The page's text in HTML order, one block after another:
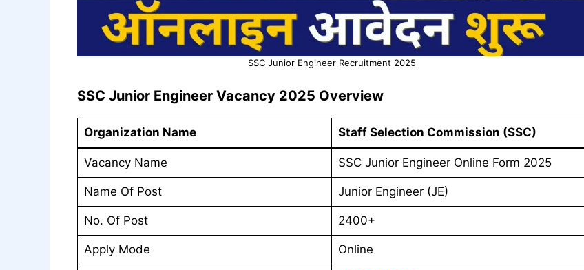
SSC Junior Engineer Recruitment 2025
SSC Junior Engineer Vacancy 2025 Overview
Organization Name Staff Selection Commission (SSC)
Vacancy Name SSC Junior Engineer Online Form 2025
Name Of Post Junior Engineer (JE)
No. Of Post 2400+
Apply Mode Online